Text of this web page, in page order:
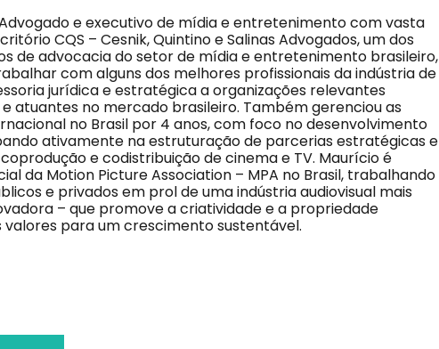
e executivo de mídia e entretenimento com vasta
CQS – Cesnik, Quintino e Salinas Advogados, um dos
de advocacia do setor de mídia e entretenimento brasileiro,
com alguns dos melhores profissionais da indústria de
jurídica e estratégica a organizações relevantes
atuantes no mercado brasileiro. Também gerenciou as
no Brasil por 4 anos, com foco no desenvolvimento
ativamente na estruturação de parcerias estratégicas e
e codistribuição de cinema e TV. Maurício é
da Motion Picture Association – MPA no Brasil, trabalhando
e privados em prol de uma indústria audiovisual mais
– que promove a criatividade e a propriedade
para um crescimento sustentável.